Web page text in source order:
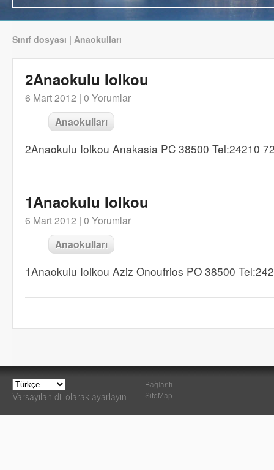
Sınıf dosyası | Anaokulları
2Anaokulu Iolkou
6 Mart 2012 | 0 Yorumlar
Anaokulları
2Anaokulu Iolkou Anakasia PC 38500 Tel:24210
1Anaokulu Iolkou
6 Mart 2012 | 0 Yorumlar
Anaokulları
1Anaokulu Iolkou Aziz Onoufrios PO 38500
Varsayılan dil olarak ayarlayın
Bağlantı
SiteMap